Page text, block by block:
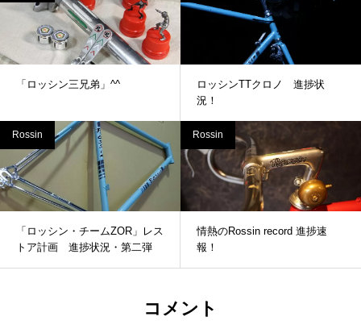
「ロッシン三兄弟」^^
ロッシンTTクロノ 進捗状
況！
Rossin
「ロッシン・チームZOR」レス
トア計画 進捗状況・第二弾
Rossin
情熱のRossin record 進捗速
報！
コメント